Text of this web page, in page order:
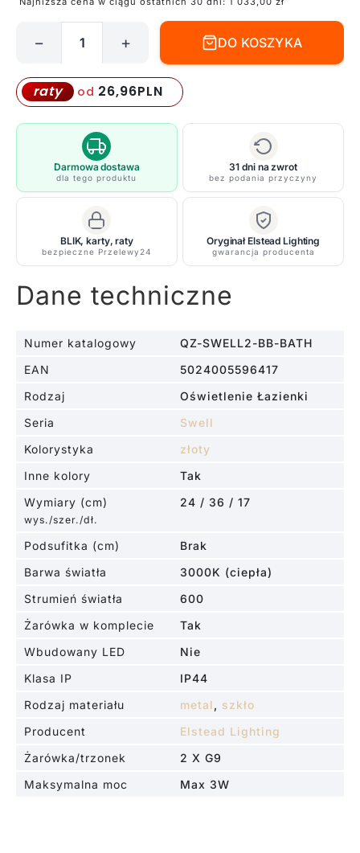
kinkiet
Swell
z
kloszami
w
złotym
− + DO KOSZYKA
raty od 26,96PLN
Darmowa dostawa
dla tego produktu
31 dni na zwrot
bez podania przyczyny
BLIK, karty, raty
bezpieczne Przelewy24
Oryginał Elstead Lighting
gwarancja producenta
Dane techniczne
Numer katalogowy
QZ-SWELL2-BB-BATH
EAN
5024005596417
Rodzaj
Oświetlenie Łazienki
Seria
Swell
Kolorystyka
złoty
Inne kolory
Tak
Wymiary (cm)
wys./szer./dł.
24 / 36 / 17
Podsufitka (cm)
Brak
Barwa światła
3000K (ciepła)
Strumień światła
600
Żarówka w komplecie
Tak
Wbudowany LED
Nie
Klasa IP
IP44
Rodzaj materiału
metal , szkło
Producent
Elstead Lighting
Żarówka/trzonek
2 X G9
Maksymalna moc
Max 3W